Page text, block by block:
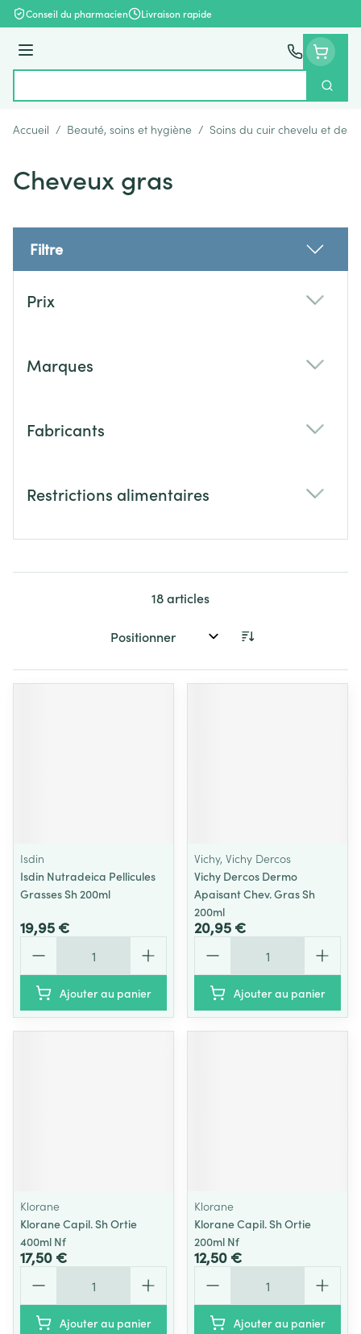
Aller au contenu
Conseil du pharmacien Livraison rapide
Menu
Accueil / Beauté, soins et hygiène / Soins du cuir chevelu et des
Cheveux gras
Filtre
Prix
Marques
Fabricants
Restrictions alimentaires
18articles
Trier par:
Isdin
Isdin Nutradeica Pellicules
Grasses Sh 200ml
19,95 €
Ajouter au panier
Vichy, Vichy Dercos
Vichy Dercos Dermo
Apaisant Chev. Gras Sh
200ml
20,95 €
Ajouter au panier
Klorane
Klorane Capil. Sh Ortie
400ml Nf
17,50 €
Ajouter au panier
Klorane
Klorane Capil. Sh Ortie
200ml Nf
12,50 €
Ajouter au panier